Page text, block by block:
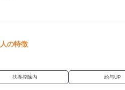
の特徴
扶養控除内 給与UP